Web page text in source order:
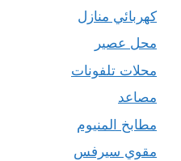
كهربائي منازل
محل عصير
محلات تلفونات
مصاعد
مطابخ المنيوم
مقوي سيرفس